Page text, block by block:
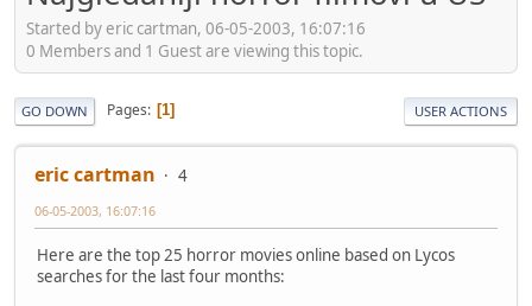
Started by eric cartman, 06-05-2003, 16:07:16
0 Members and 1 Guest are viewing this topic.
GO DOWN Pages 1 USER ACTIONS
eric cartman 4
06-05-2003, 16:07:16
Here are the top 25 horror movies online based on Lycos
searches for the last four months: